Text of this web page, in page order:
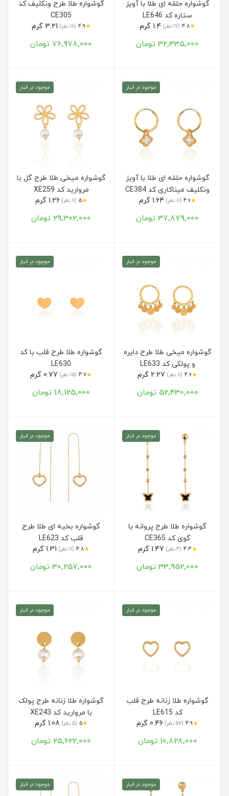
گوشواره حلقه ای طلا با آویز
ستاره کد LE646
★
4.8 (17 نظر)
32,335,000 تومان
گوشواره طلا طرح ونکلیف کد
CE305
★
4.9 (16 نظر)
76,978,000 تومان
موجود در انبار
گوشواره حلقه ای طلا با آویز
ونکلیف میناکاری کد CE384
★
4.6 (8 نظر) 1.64 گرم
37,879,000 تومان
موجود در انبار
گوشواره میخی طلا طرح گل با
مروارید کد XE259
★
5 (6 نظر) 1.26 گرم
29,302,000 تومان
موجود در انبار
گوشواره میخی طلا طرح دایره
و پولکی کد LE633
★
4.6 (8 نظر)
52,430,000 تومان
موجود در انبار
گوشواره طلا طرح قلب با کد
LE630
★
4.7 (15 نظر)
18,125,000 تومان
موجود در انبار
گوشواره طلا طرح پروانه با
گوی کد CE365
★
4.3 (4 نظر)
33,952,000 تومان
موجود در انبار
گوشواره بخیه ای طلا طرح
قلب کد LE623
★
4.8 (11 نظر)
30,257,000 تومان
موجود در انبار
گوشواره طلا زنانه طرح قلب
کد LE615
★
4.9 (57 نظر)
10,828,000 تومان
موجود در انبار
گوشواره طلا زنانه طرح پولک
با مروارید کد XE243
★
5 (5 نظر)
25,622,000 تومان
موجود در انبار موجود در انبار